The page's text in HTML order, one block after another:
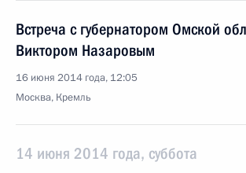
Встреча с губернатором Омской
Виктором Назаровым
16 июня 2014 года, 12:05
Москва, Кремль
14 июня 2014 года, суббота